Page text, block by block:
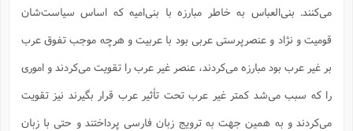
مى‌کنند. بنى‌العباس به خاطر مبارزه با بنى‌امیه که اساس سیاست‌شان
قومیت و نژاد و عنصرپرستى عربى بود با عربیت و هرچه موجب تفوق عرب
بر غیر عرب بود مبارزه مى‌کردند، عنصر غیر عرب را تقویت مى‌کردند و امورى
را که سبب مى‌شد کمتر غیر عرب تحت تأثیر عرب قرار بگیرند نیز تقویت
مى‌کردند و به همین جهت به ترویج زبان فارسى پرداختند و حتى با زبان